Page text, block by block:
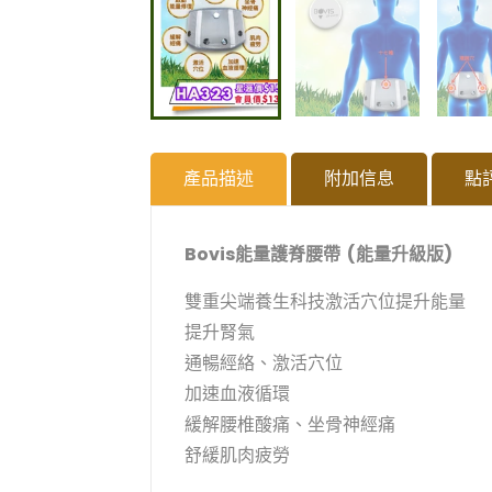
產品描述 附加信息 點
Bovis能量護脊腰帶 (能量升級版)
雙重尖端養生科技激活穴位提升能量
提升腎氣
通暢經絡、激活穴位
加速血液循環
緩解腰椎酸痛、坐骨神經痛
舒緩肌肉疲勞